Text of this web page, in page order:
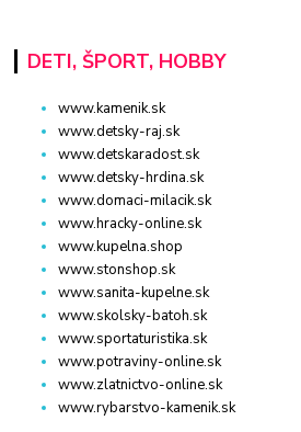
DETI, ŠPORT, HOBBY
www.kamenik.sk
www.detsky-raj.sk
www.detskaradost.sk
www.detsky-hrdina.sk
www.domaci-milacik.sk
www.hracky-online.sk
www.kupelna.shop
www.stonshop.sk
www.sanita-kupelne.sk
www.skolsky-batoh.sk
www.sportaturistika.sk
www.potraviny-online.sk
www.zlatnictvo-online.sk
www.rybarstvo-kamenik.sk